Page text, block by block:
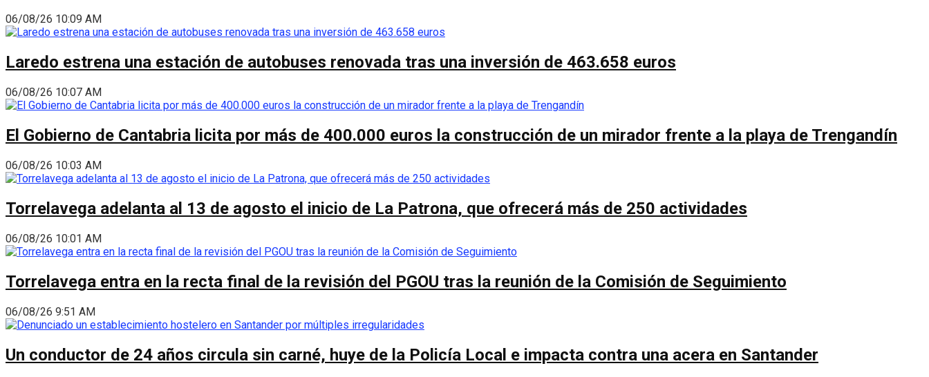
06/08/26 10:09 AM
Laredo estrena una estación de autobuses renovada tras una inversión de 463.658 euros
06/08/26 10:07 AM
El Gobierno de Cantabria licita por más de 400.000 euros la construcción de un mirador frente a la playa de Trengandín
06/08/26 10:03 AM
Torrelavega adelanta al 13 de agosto el inicio de La Patrona, que ofrecerá más de 250 actividades
06/08/26 10:01 AM
Torrelavega entra en la recta final de la revisión del PGOU tras la reunión de la Comisión de Seguimiento
06/08/26 9:51 AM
Un conductor de 24 años circula sin carné, huye de la Policía Local e impacta contra una acera en Santander